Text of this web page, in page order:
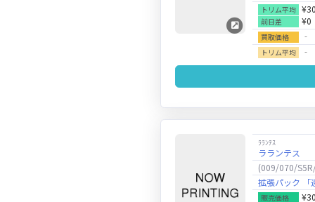
トリム平均
前日差 ¥0
買取価格 ‐
トリム平均 ‐
ﾗﾗﾝﾃｽ
ラランテス
(009/070/
拡張パック 「
販売価格